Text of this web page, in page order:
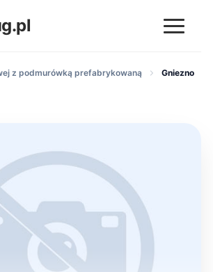
z podmurówką prefabrykowaną Gniezno